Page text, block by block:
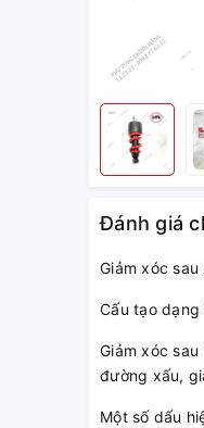
Đánh giá
Giảm xóc sau
Cấu tạo
Giảm xóc
đường xấu,
Một số dấu